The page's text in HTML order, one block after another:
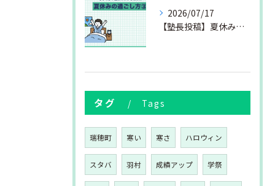
2026/07/17
【塾長投稿】夏休みの過ごし方③
タグ Tags
瑞穂町 寒い 寒さ ハロウィン
スタバ 羽村 成績アップ 学祭